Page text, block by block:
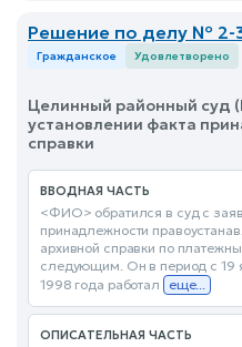
Решение по делу № 2-
Гражданское Удовлетворено
Целинный районный суд
установлении факта
справки
ВВОДНАЯ ЧАСТЬ
<ФИО> обратился в суд с
принадлежности
архивной справки по
следующим. Он в период с 19
1998 года работал
еще...
ОПИСАТЕЛЬНАЯ ЧАСТЬ